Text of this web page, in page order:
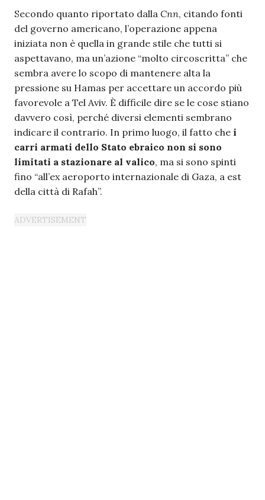
Secondo quanto riportato dalla Cnn, citando fonti
del governo americano, l’operazione appena
iniziata non è quella in grande stile che tutti si
aspettavano, ma un’azione “molto circoscritta” che
sembra avere lo scopo di mantenere alta la
pressione su Hamas per accettare un accordo più
favorevole a Tel Aviv. È difficile dire se le cose stiano
davvero così, perché diversi elementi sembrano
indicare il contrario. In primo luogo, il fatto che i
carri armati dello Stato ebraico non si sono
limitati a stazionare al valico, ma si sono spinti
fino “all’ex aeroporto internazionale di Gaza, a est
della città di Rafah”.